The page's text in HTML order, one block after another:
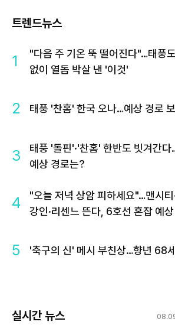
트렌드뉴스
1
"다음 주 기온 뚝 떨어진다"…태풍도
없이 열돔 박살 낸 '이것'
2 태풍 '찬홈' 한국 오나…예상 경로 보
3
태풍 '돌핀'·'찬홈' 한반도 빗겨간
예상 경로는?
4
"오늘 저녁 상암 피하세요"…맨시티
강인·리센느 뜬다, 6호선 혼잡 예상
5 '축구의 신' 메시 부친상…향년 68세
실시간 뉴스